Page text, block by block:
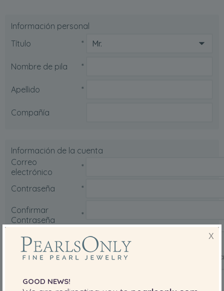
Información personal
Título
*
Nombre de pila *
Apellido *
Compañía
Información de la cuenta
Correo
electrónico
*
Contraseña *
Confirmar
Contraseña
*
¿Eres un robot? *
Acepto el"Términos y condiciones" y
"Declaración de
X
GOOD NEWS!